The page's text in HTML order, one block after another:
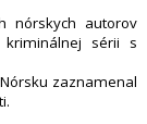
nórskych autorov
kriminálnej sérii s
zaznamenal